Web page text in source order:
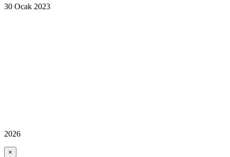
30 Ocak 2023
2026
×